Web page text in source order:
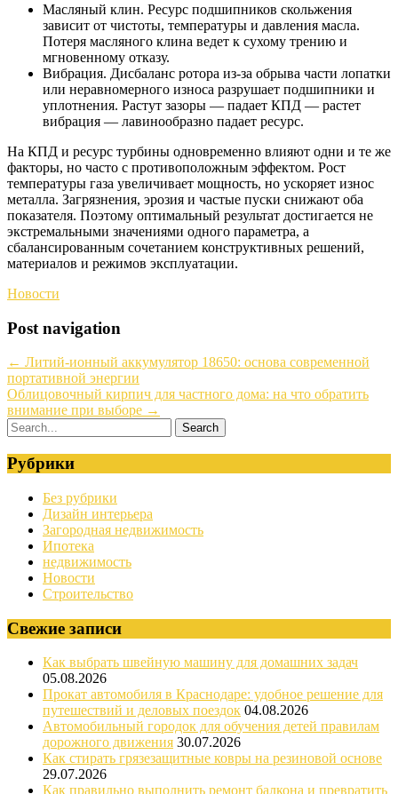
Масляный клин. Ресурс подшипников скольжения
зависит от чистоты, температуры и давления масла.
Потеря масляного клина ведет к сухому трению и
мгновенному отказу.
Вибрация. Дисбаланс ротора из-за обрыва части лопатки
или неравномерного износа разрушает подшипники и
уплотнения. Растут зазоры — падает КПД — растет
вибрация — лавинообразно падает ресурс.
На КПД и ресурс турбины одновременно влияют одни и те же
факторы, но часто с противоположным эффектом. Рост
температуры газа увеличивает мощность, но ускоряет износ
металла. Загрязнения, эрозия и частые пуски снижают оба
показателя. Поэтому оптимальный результат достигается не
экстремальными значениями одного параметра, а
сбалансированным сочетанием конструктивных решений,
материалов и режимов эксплуатации.
Новости
Post navigation
← Литий-ионный аккумулятор 18650: основа современной
портативной энергии
Облицовочный кирпич для частного дома: на что обратить
внимание при выборе →
Рубрики
Без рубрики
Дизайн интерьера
Загородная недвижимость
Ипотека
недвижимость
Новости
Строительство
Свежие записи
Как выбрать швейную машину для домашних задач
05.08.2026
Прокат автомобиля в Краснодаре: удобное решение для
путешествий и деловых поездок 04.08.2026
Автомобильный городок для обучения детей правилам
дорожного движения 30.07.2026
Как стирать грязезащитные ковры на резиновой основе
29.07.2026
Как правильно выполнить ремонт балкона и превратить